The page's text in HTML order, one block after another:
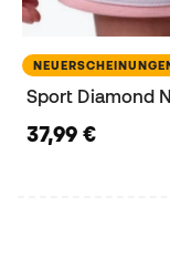
Sport Diamond
37,99 €